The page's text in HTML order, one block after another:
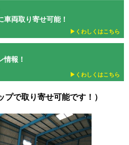
車両取り寄せ可能！
▶︎くわしくはこちら
情報！
▶︎くわしくはこちら
で取り寄せ可能です！）